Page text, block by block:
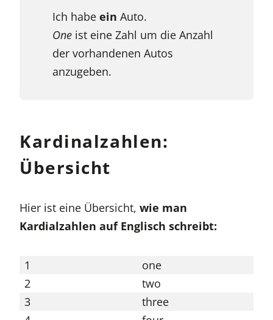
Ich habe ein Auto.
Oneist eine Zahl um die Anzahl
der vorhandenen Autos
anzugeben.
Kardinalzahlen:
Übersicht
Hier ist eine Übersicht, wie man
Kardialzahlen auf Englisch schreibt:
1 one
2
two
3
three